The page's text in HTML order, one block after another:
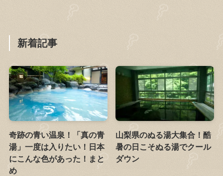
新着記事
奇跡の青い温泉！「真の青
湯」一度は入りたい！日本
にこんな色があった！まと
め
山梨県のぬる湯大集合！酷
暑の日こそぬる湯でクール
ダウン